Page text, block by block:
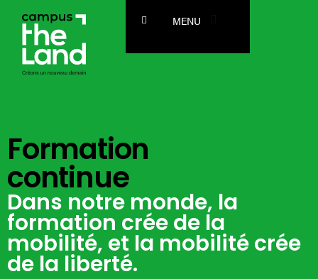
MENU
Le Campus
Enseignement Supérieur
Formation Continue
Stage & Alternance
Formation
continue
Dans notre monde, la
formation crée de la
mobilité, et la mobilité crée
de la liberté.